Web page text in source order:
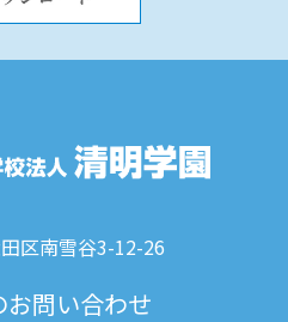
区南雪谷3-12-26
お問い合わせ